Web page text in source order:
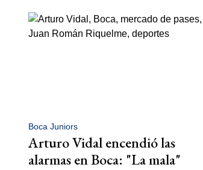
Boca Juniors
Arturo Vidal encendió las
alarmas en Boca: "La mala"